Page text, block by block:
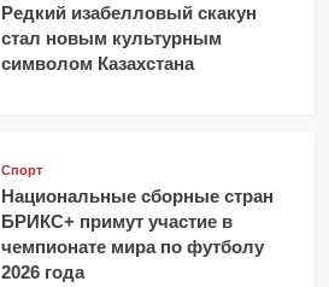
Редкий изабелловый скакун
стал новым культурным
символом Казахстана
Спорт
Национальные сборные стран
БРИКС+ примут участие в
чемпионате мира по футболу
2026 года